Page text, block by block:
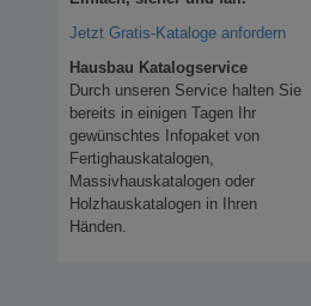
Jetzt Gratis-Kataloge anfordern
Hausbau Katalogservice
Durch unseren Service halten Sie
bereits in einigen Tagen Ihr
gewünschtes Infopaket von
Fertighauskatalogen,
Massivhauskatalogen oder
Holzhauskatalogen in Ihren
Händen.